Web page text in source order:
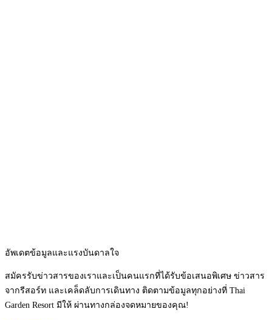
อัพเดตข้อมูลและแรงบันดาลใจ
สมัครรับข่าวสารของเราและเป็นคนแรกที่ได้รับข้อเสนอพิเศษ ข่าวสาร
จากรีสอร์ท และเคล็ดลับการเดินทาง ติดตามข้อมูลทุกอย่างที่ Thai
Garden Resort มีให้ ผ่านทางกล่องจดหมายของคุณ!